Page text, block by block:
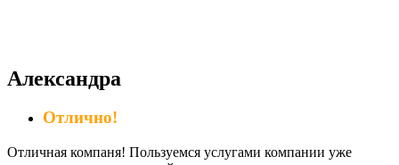
Александра
Отлично!
Отличная компаня! Пользуемся услугами компании уже